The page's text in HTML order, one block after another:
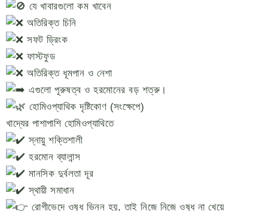
যে খাবারগুলো কম খাবেন
অতিরিক্ত চিনি
সফট ড্রিংক
ফাস্টফুড
অতিরিক্ত ধূমপান ও নেশা
এগুলো পূরুষত্ব ও হরমোনের বড় শত্রু।
হোমিওপ্যাথিক দৃষ্টিকোণ (সংক্ষেপে)
খাদ্যের পাশাপাশি হোমিওপ্যাথিতে
স্নায়ু শক্তিশালী
হরমোন ব্যালান্স
মানসিক দুর্বলতা দূর
স্থায়ী সমাধান
রোগীভেদে ওষুধ ভিন্ন হয়, তাই নিজে নিজে ওষুধ না খেয়ে